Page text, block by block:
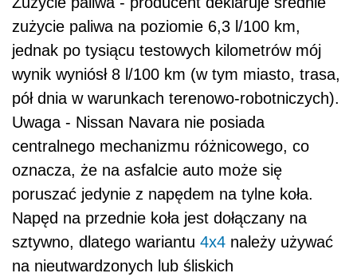
zużycie paliwa na poziomie 6,3 l/100 km,
jednak po tysiącu testowych kilometrów mój
wynik wyniósł 8 l/100 km (w tym miasto, trasa,
pół dnia w warunkach terenowo-robotniczych).
Uwaga - Nissan Navara nie posiada
centralnego mechanizmu różnicowego, co
oznacza, że na asfalcie auto może się
poruszać jedynie z napędem na tylne koła.
Napęd na przednie koła jest dołączany na
sztywno, dlatego wariantu 4x4 należy używać
na nieutwardzonych lub śliskich